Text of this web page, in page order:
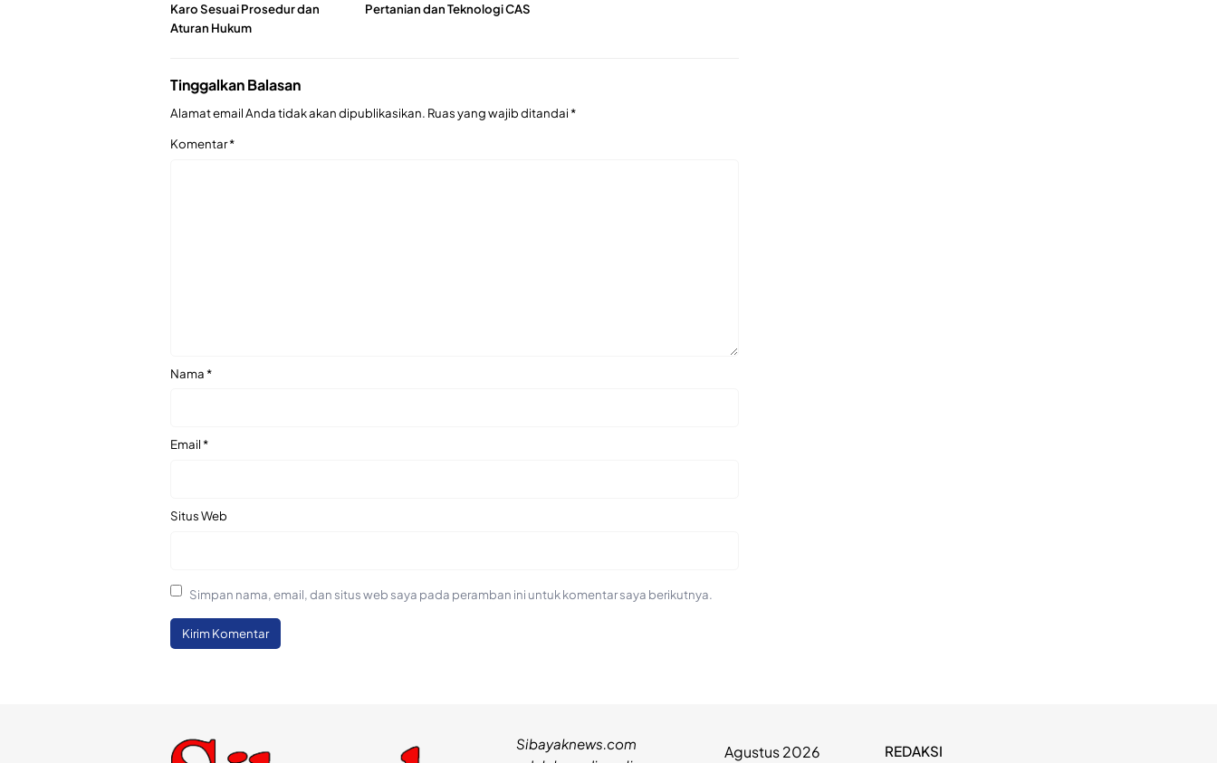
Karo Sesuai Prosedur dan
Aturan Hukum
Pertanian dan Teknologi CAS
Tinggalkan Balasan
Alamat email Anda tidak akan dipublikasikan. Ruas yang wajib ditandai*
Komentar*
Nama*
Email*
Situs Web
Simpan nama, email, dan situs web saya pada peramban ini untuk komentar saya berikutnya.
Sibayaknews.com
Agustus 2026 REDAKSI